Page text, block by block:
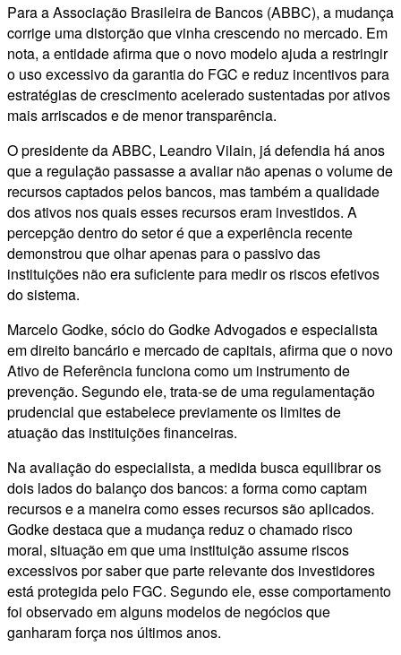
Para a Associação Brasileira de Bancos (ABBC), a mudança
corrige uma distorção que vinha crescendo no mercado. Em
nota, a entidade afirma que o novo modelo ajuda a restringir
o uso excessivo da garantia do FGC e reduz incentivos para
estratégias de crescimento acelerado sustentadas por ativos
mais arriscados e de menor transparência.
O presidente da ABBC, Leandro Vilain, já defendia há anos
que a regulação passasse a avaliar não apenas o volume de
recursos captados pelos bancos, mas também a qualidade
dos ativos nos quais esses recursos eram investidos. A
percepção dentro do setor é que a experiência recente
demonstrou que olhar apenas para o passivo das
instituições não era suficiente para medir os riscos efetivos
do sistema.
Marcelo Godke, sócio do Godke Advogados e especialista
em direito bancário e mercado de capitais, afirma que o novo
Ativo de Referência funciona como um instrumento de
prevenção. Segundo ele, trata-se de uma regulamentação
prudencial que estabelece previamente os limites de
atuação das instituições financeiras.
Na avaliação do especialista, a medida busca equilibrar os
dois lados do balanço dos bancos: a forma como captam
recursos e a maneira como esses recursos são aplicados.
Godke destaca que a mudança reduz o chamado risco
moral, situação em que uma instituição assume riscos
excessivos por saber que parte relevante dos investidores
está protegida pelo FGC. Segundo ele, esse comportamento
foi observado em alguns modelos de negócios que
ganharam força nos últimos anos.